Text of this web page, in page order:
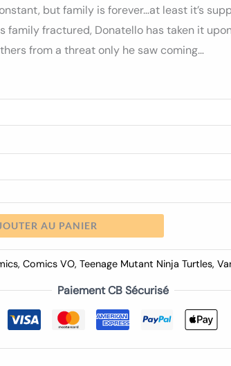
à
16.00€
but family is forever…at least it’s
family fractured, Donatello has taken it
from a threat only he saw coming…
AU PANIER
, Comics VO, Teenage Mutant Ninja Turtles,
Paiement CB Sécurisé